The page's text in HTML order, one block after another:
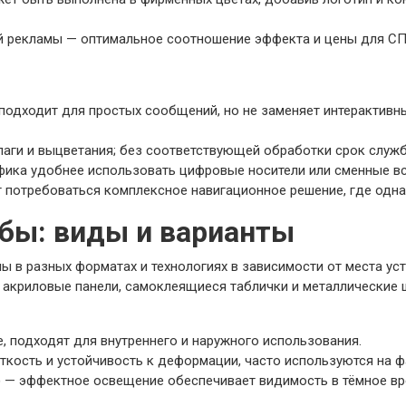
рекламы — оптимальное соотношение эффекта и цены для
для простых сообщений, но не заменяет
и выцветания; без соответствующей обработки срок
удобнее использовать цифровые носители или сменные
комплексное навигационное решение, где
виды и варианты
разных форматах и технологиях в зависимости от места
панели, самоклеящиеся таблички и
для внутреннего и наружного использования.
и устойчивость к деформации, часто используются на
эффектное освещение обеспечивает видимость в тёмное